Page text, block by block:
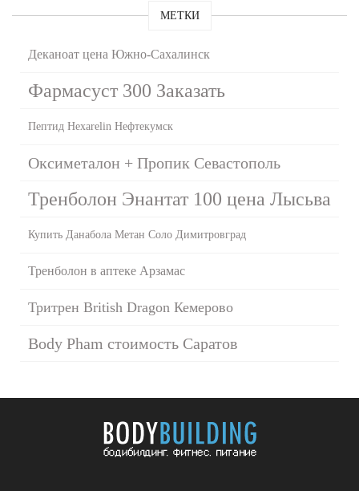
МЕТКИ
Деканоат цена Южно-Сахалинск
Фармасуст 300 Заказать
Пептид Hexarelin Нефтекумск
Оксиметалон + Пропик Севастополь
Тренболон Энантат 100 цена Лысьва
Купить Данабола Метан Соло Димитровград
Тренболон в аптеке Арзамас
Тритрен British Dragon Кемерово
Body Pham стоимость Саратов